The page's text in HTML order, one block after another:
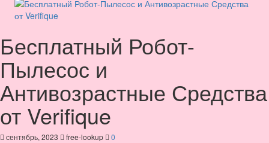
Бесплатный Робот-
Пылесос и
Антивозрастные Средства
от Verifique
сентябрь, 2023 free-lookup 0